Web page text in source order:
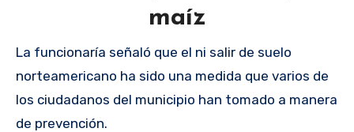
maíz
La funcionaría señaló que el ni salir de suelo
norteamericano ha sido una medida que varios de
los ciudadanos del municipio han tomado a manera
de prevención.